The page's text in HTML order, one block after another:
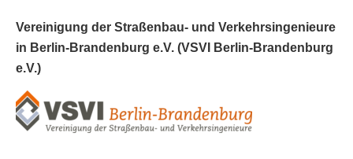
Vereinigung der Straßenbau- und Verkehrsingenieure
in Berlin-Brandenburg e.V. (VSVI Berlin-Brandenburg
e.V.)